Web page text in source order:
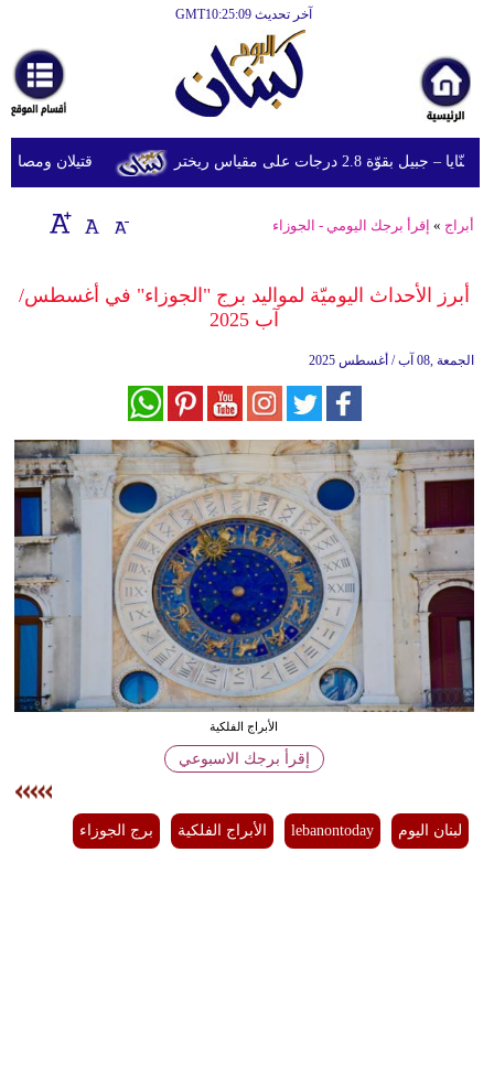
آخر تحديث GMT10:25:09
أخبارعاجلة
رياضة
ثقافة
إقتصاد
وموسيقى
سياحة
وسفر
ديكور
أخبار
إعلام
تعليم
أزياء
إسلامية
قتيلان ومصابون جراء 14 غارة إسرائيلية على شرق 2.8 درجات على مقياس ريختر
أبراج » إقرأ برجك اليومي - الجوزاء
أبرز الأحداث اليوميّة لمواليد برج "الجوزاء" في أغسطس/
آب 2025
الجمعة ,08 آب / أغسطس 2025
الأبراج الفلكية
إقرأ برجك الاسبوعي
لبنان اليوم lebanontoday الأبراج الفلكية برج الجوزاء